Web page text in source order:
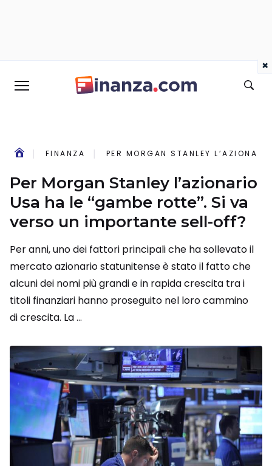
FINANZA PER MORGAN STANLEY
Per Morgan Stanley l’azionario
Usa ha le “gambe rotte”. Si va
verso un importante sell-off?
Per anni, uno dei fattori principali che ha sollevato il
mercato azionario statunitense è stato il fatto che
alcuni dei nomi più grandi e in rapida crescita tra i
titoli finanziari hanno proseguito nel loro cammino
di crescita. La ...
×